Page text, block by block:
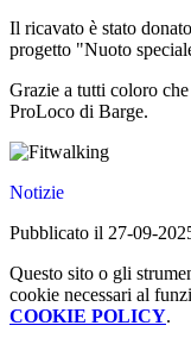
Il ricavato è stato
progetto "Nuoto
Grazie a tutti coloro
ProLoco di Barge.
Notizie
Pubblicato il 27-09-
Questo sito o gli
cookie necessari al
COOKIE POLICY.